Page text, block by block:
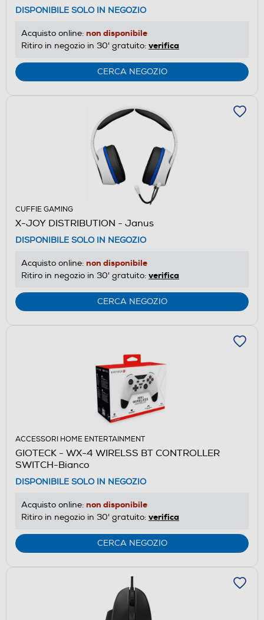
DISPONIBILE SOLO IN NEGOZIO
Acquisto online: non disponibile
Ritiro in negozio in 30' gratuito: verifica
CERCA NEGOZIO
CUFFIE GAMING
X-JOY DISTRIBUTION - Janus
DISPONIBILE SOLO IN NEGOZIO
Acquisto online: non disponibile
Ritiro in negozio in 30' gratuito: verifica
CERCA NEGOZIO
ACCESSORI HOME ENTERTAINMENT
GIOTECK - WX-4 WIRELSS BT CONTROLLER
SWITCH-Bianco
DISPONIBILE SOLO IN NEGOZIO
Acquisto online: non disponibile
Ritiro in negozio in 30' gratuito: verifica
CERCA NEGOZIO